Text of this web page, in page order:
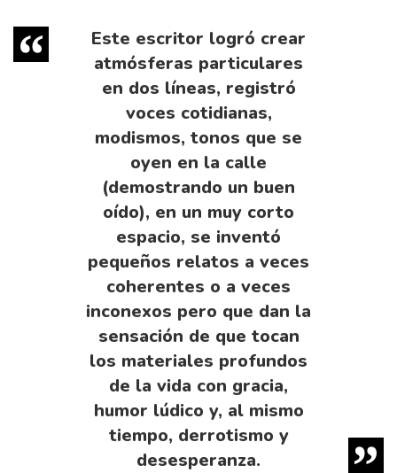
Este escritor logró crear
atmósferas particulares
en dos líneas, registró
voces cotidianas,
modismos, tonos que se
oyen en la calle
(demostrando un buen
oído), en un muy corto
espacio, se inventó
pequeños relatos a veces
coherentes o a veces
inconexos pero que dan la
sensación de que tocan
los materiales profundos
de la vida con gracia,
humor lúdico y, al mismo
tiempo, derrotismo y
desesperanza.